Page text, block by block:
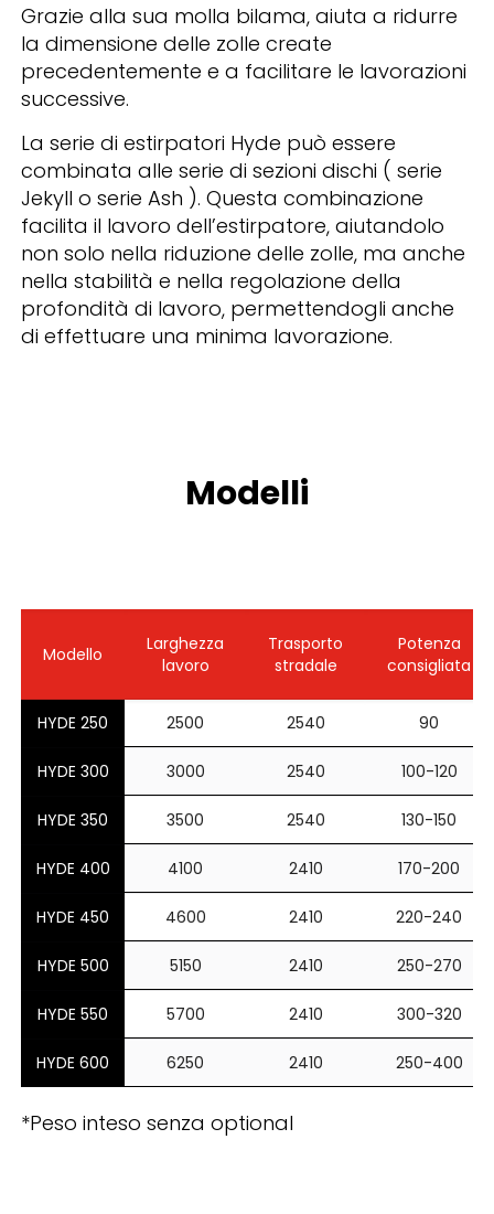
Grazie alla sua molla bilama, aiuta a ridurre
la dimensione delle zolle create
precedentemente e a facilitare le lavorazioni
successive.
La serie di estirpatori Hyde può essere
combinata alle serie di sezioni dischi ( serie
Jekyll o serie Ash ). Questa combinazione
facilita il lavoro dell’estirpatore, aiutandolo
non solo nella riduzione delle zolle, ma anche
nella stabilità e nella regolazione della
profondità di lavoro, permettendogli anche
di effettuare una minima lavorazione.
Modelli
Modello
Larghezza
lavoro
Trasporto
stradale
Potenza
consigliata
HYDE 250 2500 2540 90
HYDE 300 3000 2540 100-120
HYDE 350 3500 2540 130-150
HYDE 400 4100 2410 170-200
HYDE 450 4600 2410 220-240
HYDE 500 5150 2410 250-270
HYDE 550 5700 2410 300-320
HYDE 600 6250 2410 250-400
*Peso inteso senza optional